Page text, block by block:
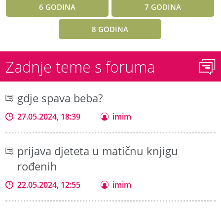
6 GODINA 7 GODINA
8 GODINA
Zadnje teme s foruma
gdje spava beba?
27.05.2024, 18:39 imim
prijava djeteta u matičnu knjigu
rođenih
22.05.2024, 12:55 imim